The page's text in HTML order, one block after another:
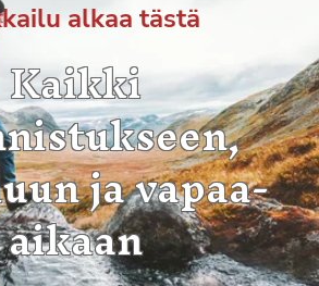
alkaa tästä
Kaikki
ja vapaa-
aikaan